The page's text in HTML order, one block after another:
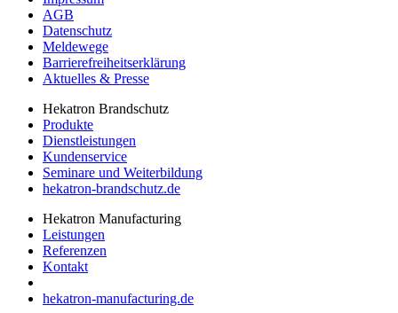
AGB
Datenschutz
Meldewege
Barrierefreiheitserklärung
Aktuelles & Presse
Hekatron Brandschutz
Produkte
Dienstleistungen
Kundenservice
Seminare und Weiterbildung
hekatron-brandschutz.de
Hekatron Manufacturing
Leistungen
Referenzen
Kontakt
hekatron-manufacturing.de